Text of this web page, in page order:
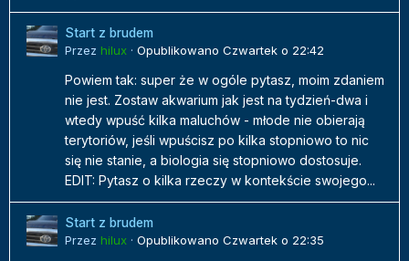
Start z brudem
Przez hilux · Opublikowano Czwartek o 22:42
Powiem tak: super że w ogóle pytasz, moim zdaniem
nie jest. Zostaw akwarium jak jest na tydzień-dwa i
wtedy wpuść kilka maluchów - młode nie obierają
terytoriów, jeśli wpuścisz po kilka stopniowo to nic
się nie stanie, a biologia się stopniowo dostosuje.
EDIT: Pytasz o kilka rzeczy w kontekście swojego...
Start z brudem
Przez hilux · Opublikowano Czwartek o 22:35